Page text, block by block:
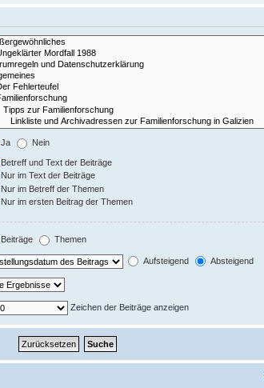
Ja Nein
Betreff und Text der Beiträge
Nur im Text der Beiträge
Nur im Betreff der Themen
Nur im ersten Beitrag der Themen
Beiträge Themen
Aufsteigend Absteigend
Zeichen der Beiträge anzeigen